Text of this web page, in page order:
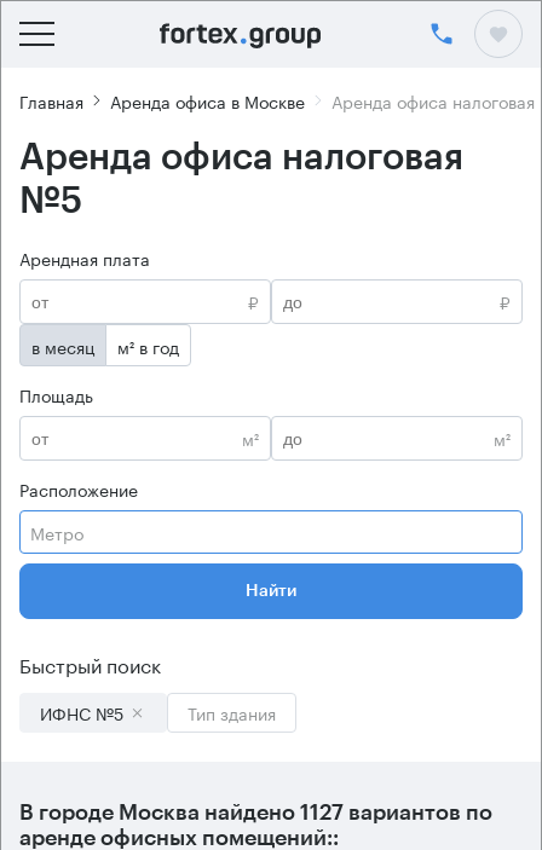
Главная Аренда офиса в Москве Аренда офиса
Аренда офиса налоговая
№5
Арендная плата
₽
₽
в месяц
м² в год
Площадь
м²
м²
Расположение
Метро
Найти
Быстрый поиск
ИФНС №5 Тип здания
В городе Москва найдено 1127 вариантов по
аренде офисных помещений::